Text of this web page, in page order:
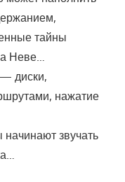
тайны
Неве…
диски,
нажатие
звучать